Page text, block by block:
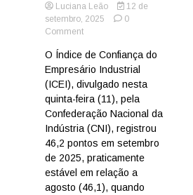
Luciana Leão
12 de
setembro, 2025
0
Commenton
Indústria
completa
nove
meses
sem
confiança,
aponta
pesquisa
O Índice de Confiança do
Empresário Industrial
(ICEI), divulgado nesta
quinta-feira (11), pela
Confederação Nacional da
Indústria (CNI), registrou
46,2 pontos em setembro
de 2025, praticamente
estável em relação a
agosto (46,1), quando